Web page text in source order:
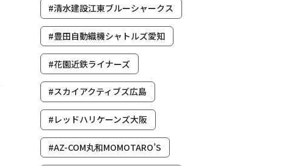
#清水建設江東ブルーシャークス
#豊田自動織機シャトルズ愛知
#花園近鉄ライナーズ
#スカイアクティブズ広島
#レッドハリケーンズ大阪
#AZ-COM丸和MOMOTARO’S